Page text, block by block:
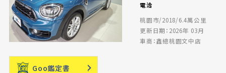
電洽
桃園市/2018/6.4萬公里
更新日期：2026年 03月
車商：鑫總桃園文中店
Goo鑑定書